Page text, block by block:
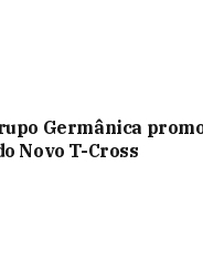
Germânica
Novo T-Cross